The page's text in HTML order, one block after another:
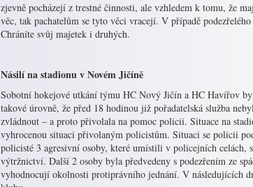
zjevně pocházejí z trestné činnosti, ale vzhledem k tomu, že
věc, tak pachatelům se tyto věci vracejí. V případě
Chráníte svůj majetek i druhých.
Násilí na stadionu v Novém Jičíně
Sobotní hokejové utkání týmu HC Nový Jičín a HC Havířov
takové úrovně, že před 18 hodinou již pořadatelská služba
zvládnout – a proto přivolala na pomoc policii. Situace na
vyhrocenou situaci přivolaným policistům. Situaci se policii
policisté 3 agresivní osoby, které umístili v policejních celách,
výtržnictví. Další 2 osoby byla předvedeny s podezřením ze
vyhodnocují okolnosti protiprávního jednání. V následujících